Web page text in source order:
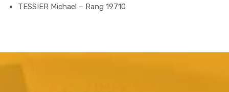
TESSIER Michael – Rang 19710